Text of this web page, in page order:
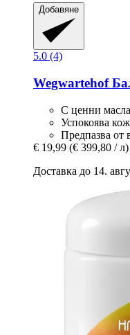
Добавяне
5.0 (4)
Wegwartehof
С ценни масла
Успокоява
Предпазва от
€ 19,99 (€ 399,80 / л)
Доставка до 14.